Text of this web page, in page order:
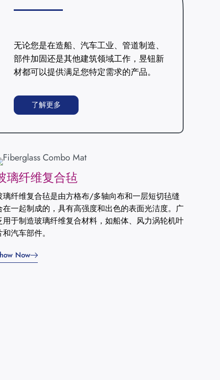
无论您是在造船、汽车工业、管道制造、
部件加固还是其他建筑领域工作，昱钮新
材都可以提供满足您特定需求的产品。
了解更多
璃纤维复合毡
璃纤维复合毡是由方格布/多轴向布和一层短切毡缝
在一起制成的，具有高强度和出色的表面光洁度。广
用于制造玻璃纤维复合材料，如船体、风力涡轮机叶
和汽车部件。
Now